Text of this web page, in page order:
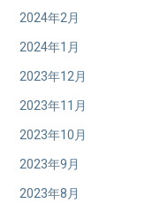
2024年2月
2024年1月
2023年12月
2023年11月
2023年10月
2023年9月
2023年8月